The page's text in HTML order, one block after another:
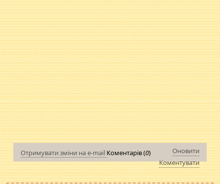
Отримувати зміни на e-mail Коментарів (0)
Оновити
Коментувати